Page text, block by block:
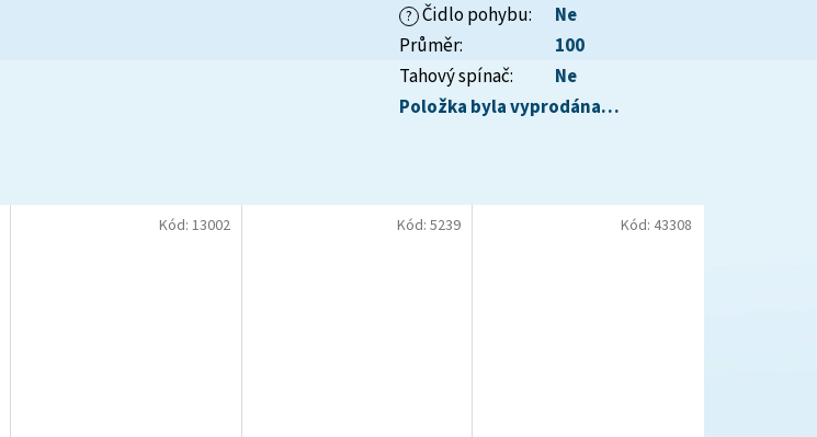
? Čidlo pohybu:
Ne
Průměr:
100
Tahový spínač:
Ne
Položka byla vyprodána…
Kód: 13002 Kód:5239 Kód: 43308